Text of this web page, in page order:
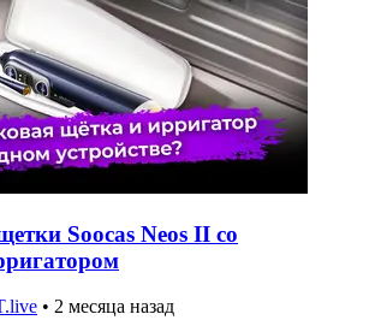
Soocas Neos II со
• 2 месяца назад